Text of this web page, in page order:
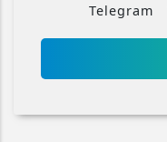
Telegram